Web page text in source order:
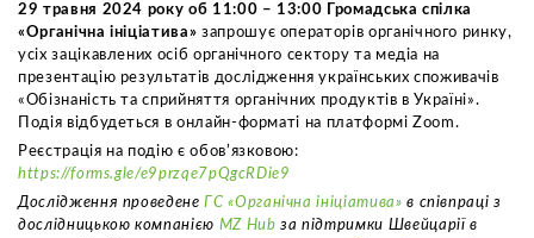
29 травня 2024 року об 11:00 – 13:00 Громадська спілка
«Органічна ініціатива» запрошує операторів органічного ринку,
усіх зацікавлених осіб органічного сектору та медіа на
презентацію результатів дослідження українських споживачів
«Обізнаність та сприйняття органічних продуктів в Україні».
Подія відбудеться в онлайн-форматі на платформі Zoom.
Реєстрація на подію є обовʼязковою:
https://forms.gle/e9przqe7pQgcRDie9
Дослідження проведенеГС «Органічна ініціатива» в співпраці з
дослідницькою компанією MZ Hub за підтримки Швейцарії в